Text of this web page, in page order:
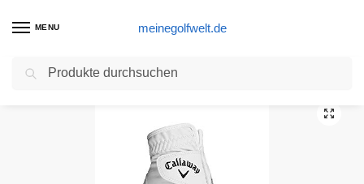
MENU meinegolfwelt.de
Start Golfhandschuhe Produkte /